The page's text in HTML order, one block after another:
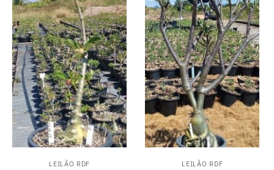
LEILÃO RDF LEILÃO RDF